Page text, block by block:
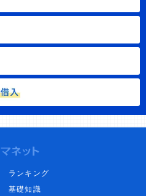
ランキング
基礎知識